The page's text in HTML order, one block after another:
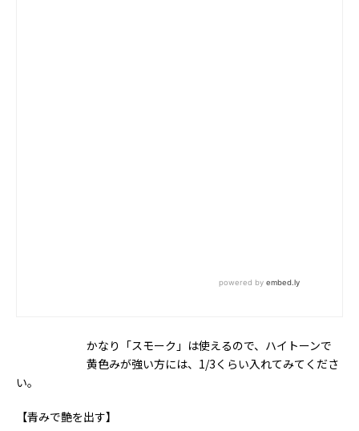
かなり「スモーク」は使えるので、ハイトーンで
黄色みが強い方には、1/3くらい入れてみてくださ
い。
【青みで艶を出す】